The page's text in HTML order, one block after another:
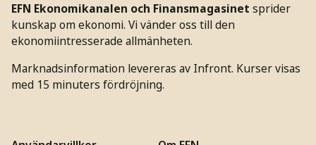
EFN Ekonomikanalen och Finansmagasinet sprider
kunskap om ekonomi. Vi vänder oss till den
ekonomiintresserade allmänheten.
Marknadsinformation levereras av Infront. Kurser visas
med 15 minuters fördröjning.